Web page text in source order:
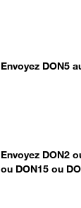
Envoyez DON5
Envoyez DON2
ou DON15 ou